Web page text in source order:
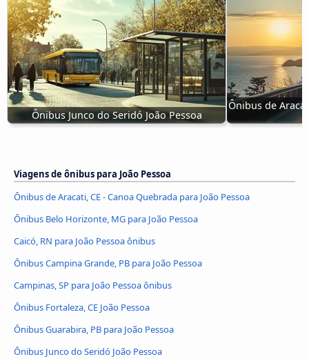
Ônibus Junco do Seridó João Pessoa
Ônibus de
Viagens de ônibus para João Pessoa
Ônibus de Aracati, CE - Canoa Quebrada para João Pessoa
Ônibus Belo Horizonte, MG para João Pessoa
Caicó, RN para João Pessoa ônibus
Ônibus Campina Grande, PB para João Pessoa
Campinas, SP para João Pessoa ônibus
Ônibus Fortaleza, CE João Pessoa
Ônibus Guarabira, PB para João Pessoa
Ônibus Junco do Seridó João Pessoa